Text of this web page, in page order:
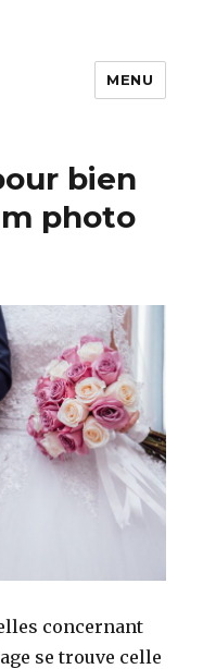
MENU
bien
photo
concernant
se trouve celle